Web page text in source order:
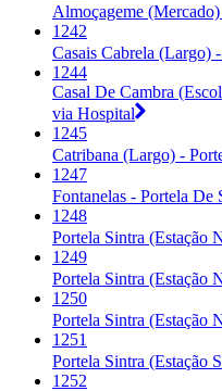
Almoçageme
1242
Casais Cabrela (Largo)
1244
Casal De Cambra
via Hospital
1245
Catribana (Largo) -
1247
Fontanelas - Portela De
1248
Portela Sintra (Estação
1249
Portela Sintra (Estação
1250
Portela Sintra (Estação
1251
Portela Sintra (Estação
1252